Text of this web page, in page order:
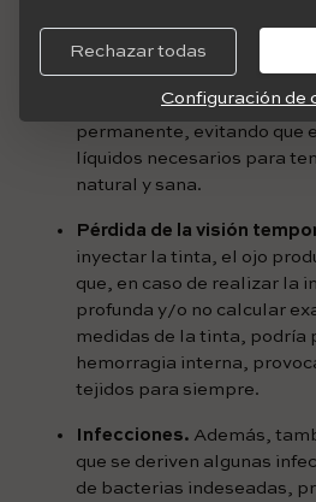
Infección o irritación del
puede ser temporal y al
con la ayuda de
lo contrario, puede quedar
permanente, evitando que
líquidos necesarios para
natural y sana.
Pérdida de la visión
inyectar la tinta, el ojo
que, en caso de realizar la
profunda y/o no calcular
medidas de la tinta, podría
hemorragia interna,
tejidos para siempre.
Infecciones. Además,
que se deriven algunas
de bacterias indeseadas,
Rechazar todas
Configuración de